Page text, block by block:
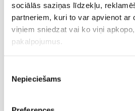
sociālās saziņas līdzekļu,
partneriem, kuri to var apvienot ar
viņiem sniedzat vai ko viņi
pakalpojumus.
izvēle
Nepieciešams
līdz 100 km
kastēm